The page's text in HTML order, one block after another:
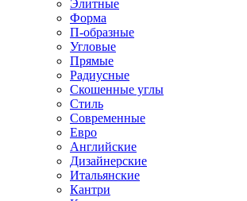
Элитные
Форма
П-образные
Угловые
Прямые
Радиусные
Скошенные углы
Стиль
Современные
Евро
Английские
Дизайнерские
Итальянские
Кантри